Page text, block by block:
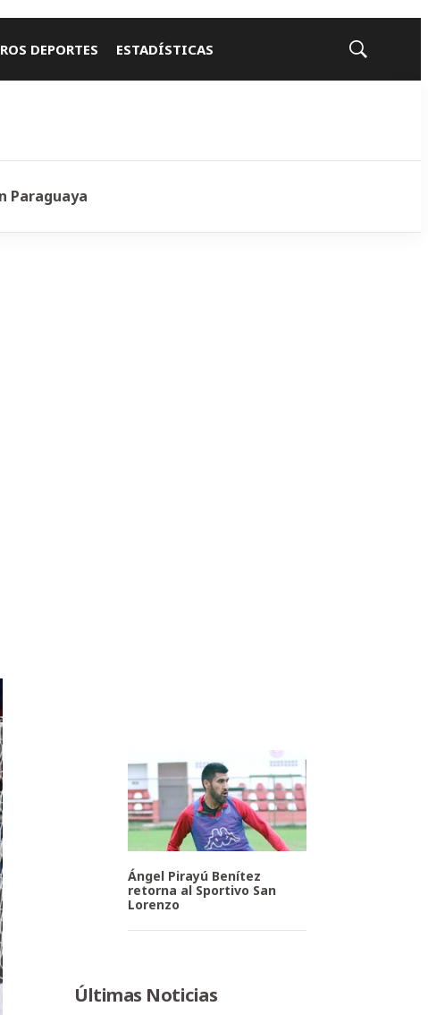
DEPORTES ESTADÍSTICAS
Mostrar
Paraguaya
Ángel Pirayú Benítez
retorna al Sportivo San
Lorenzo
Últimas Noticias